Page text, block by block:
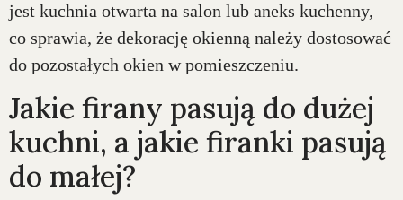
jest kuchnia otwarta na salon lub aneks kuchenny,
co sprawia, że dekorację okienną należy dostosować
do pozostałych okien w pomieszczeniu.
Jakie firany pasują do dużej
kuchni, a jakie firanki pasują
do małej?